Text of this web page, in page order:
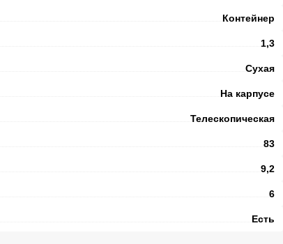
Контейнер
1,3
Сухая
На карпусе
Телескопическая
83
9,2
6
Есть